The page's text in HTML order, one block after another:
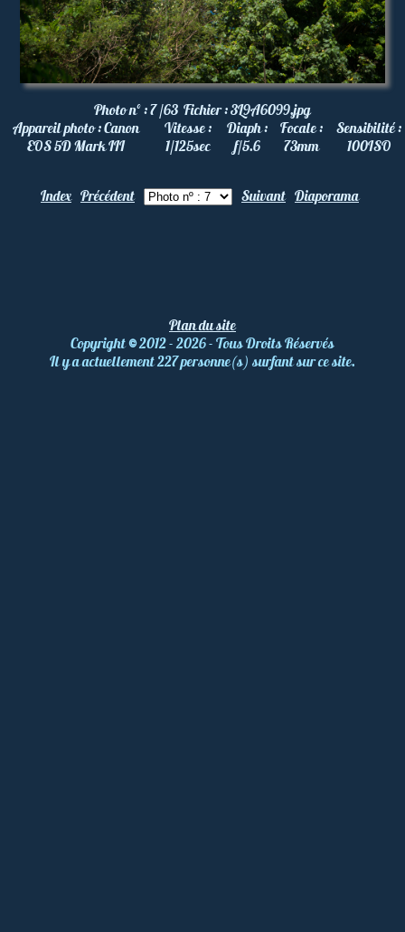
Photo nº :7 /63 Fichier :3L9A6099.jpg
Appareil photo :Canon
EOS 5D Mark III
Vitesse :
1/125sec
Diaph :
f/5.6
Focale :
73mm
Sensibilité :
100ISO
Index Précédent Suivant Diaporama
Plan du site
Copyright©2012 - 2026 - Tous Droits Réservés
Il y a actuellement 227 personne(s) surfant sur ce site.